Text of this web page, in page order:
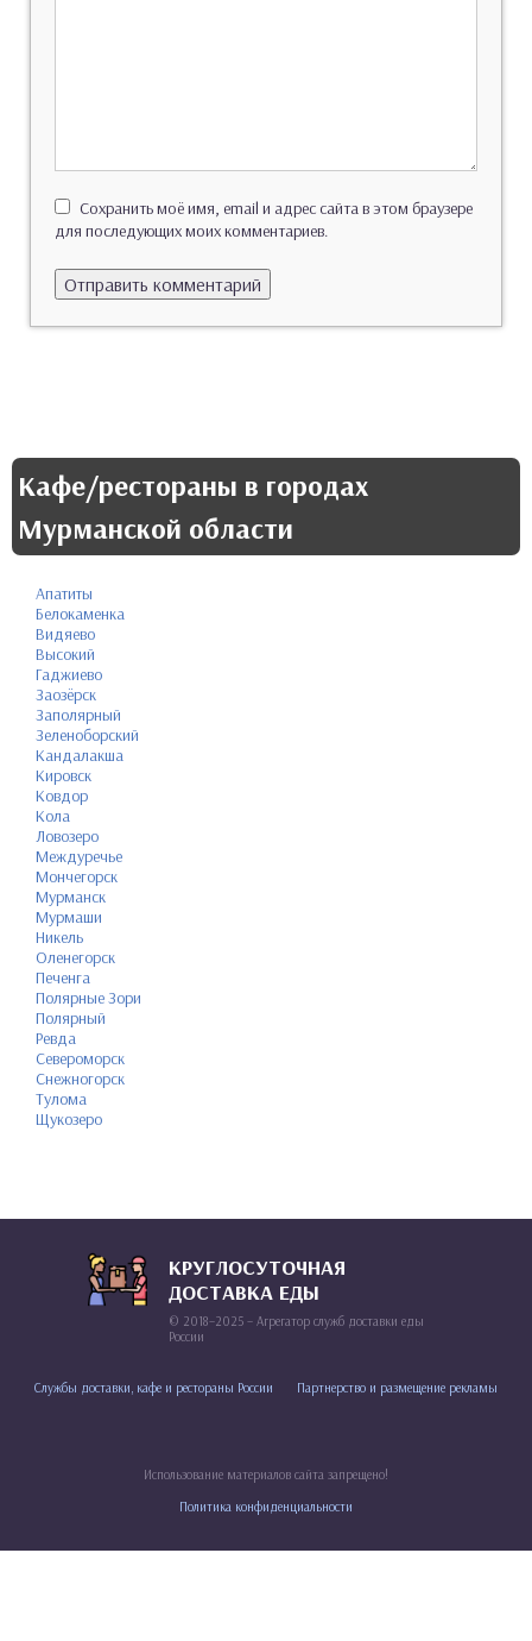
Сохранить моё имя, email и адрес сайта в этом браузере
для последующих моих комментариев.
Кафе/рестораны в городах
Мурманской области
Апатиты
Белокаменка
Видяево
Высокий
Гаджиево
Заозёрск
Заполярный
Зеленоборский
Кандалакша
Кировск
Ковдор
Кола
Ловозеро
Междуречье
Мончегорск
Мурманск
Мурмаши
Никель
Оленегорск
Печенга
Полярные Зори
Полярный
Ревда
Североморск
Снежногорск
Тулома
Щукозеро
КРУГЛОСУТОЧНАЯ
ДОСТАВКА ЕДЫ
© 2018–2025 – Агрегатор служб доставки еды
России
Службы доставки, кафе и рестораны России Партнерство и размещение рекламы
Использование материалов сайта запрещено!
Политика конфиденциальности